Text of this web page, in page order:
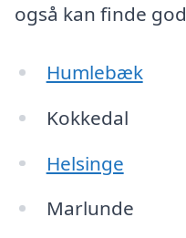
også kan finde
Humlebæk
Kokkedal
Helsinge
Marlunde